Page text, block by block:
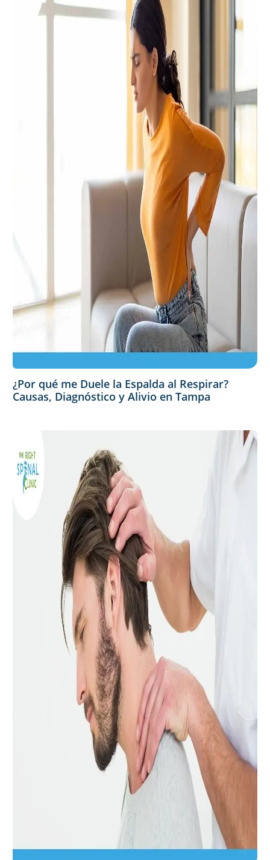
¿Por qué me Duele la Espalda al Respirar?
Causas, Diagnóstico y Alivio en Tampa